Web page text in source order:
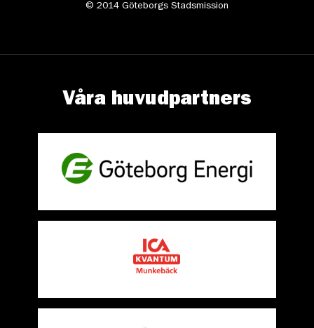
© 2014 Göteborgs Stadsmission
Våra huvudpartners